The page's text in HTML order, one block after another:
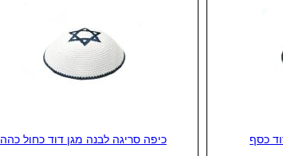
כסף כיפה סריגה לבנה מגן דוד כחול כהה